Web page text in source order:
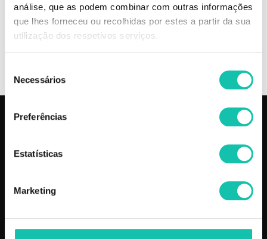
análise, que as podem combinar com outras informações
que lhes forneceu ou recolhidas por estes a partir da sua
utilização dos respetivos serviços.
consentimento
Necessários
Preferências
Estatísticas
Marketing
Comprar BEARD CLUB Escova barba BEARD CLUB MELHOR PREÇO |
Escova barba BEARD CLUB BEARD CLUB MELHOR PREÇO
Aparelhos
Depilação
COSMÉTICA CLICK